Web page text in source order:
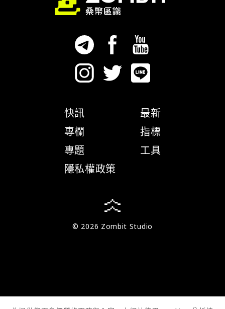
快訊
專欄
專題
隱私權政策
最新
指標
工具
© 2026 Zombit Studio